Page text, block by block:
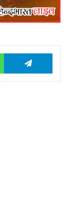
WhatsApp